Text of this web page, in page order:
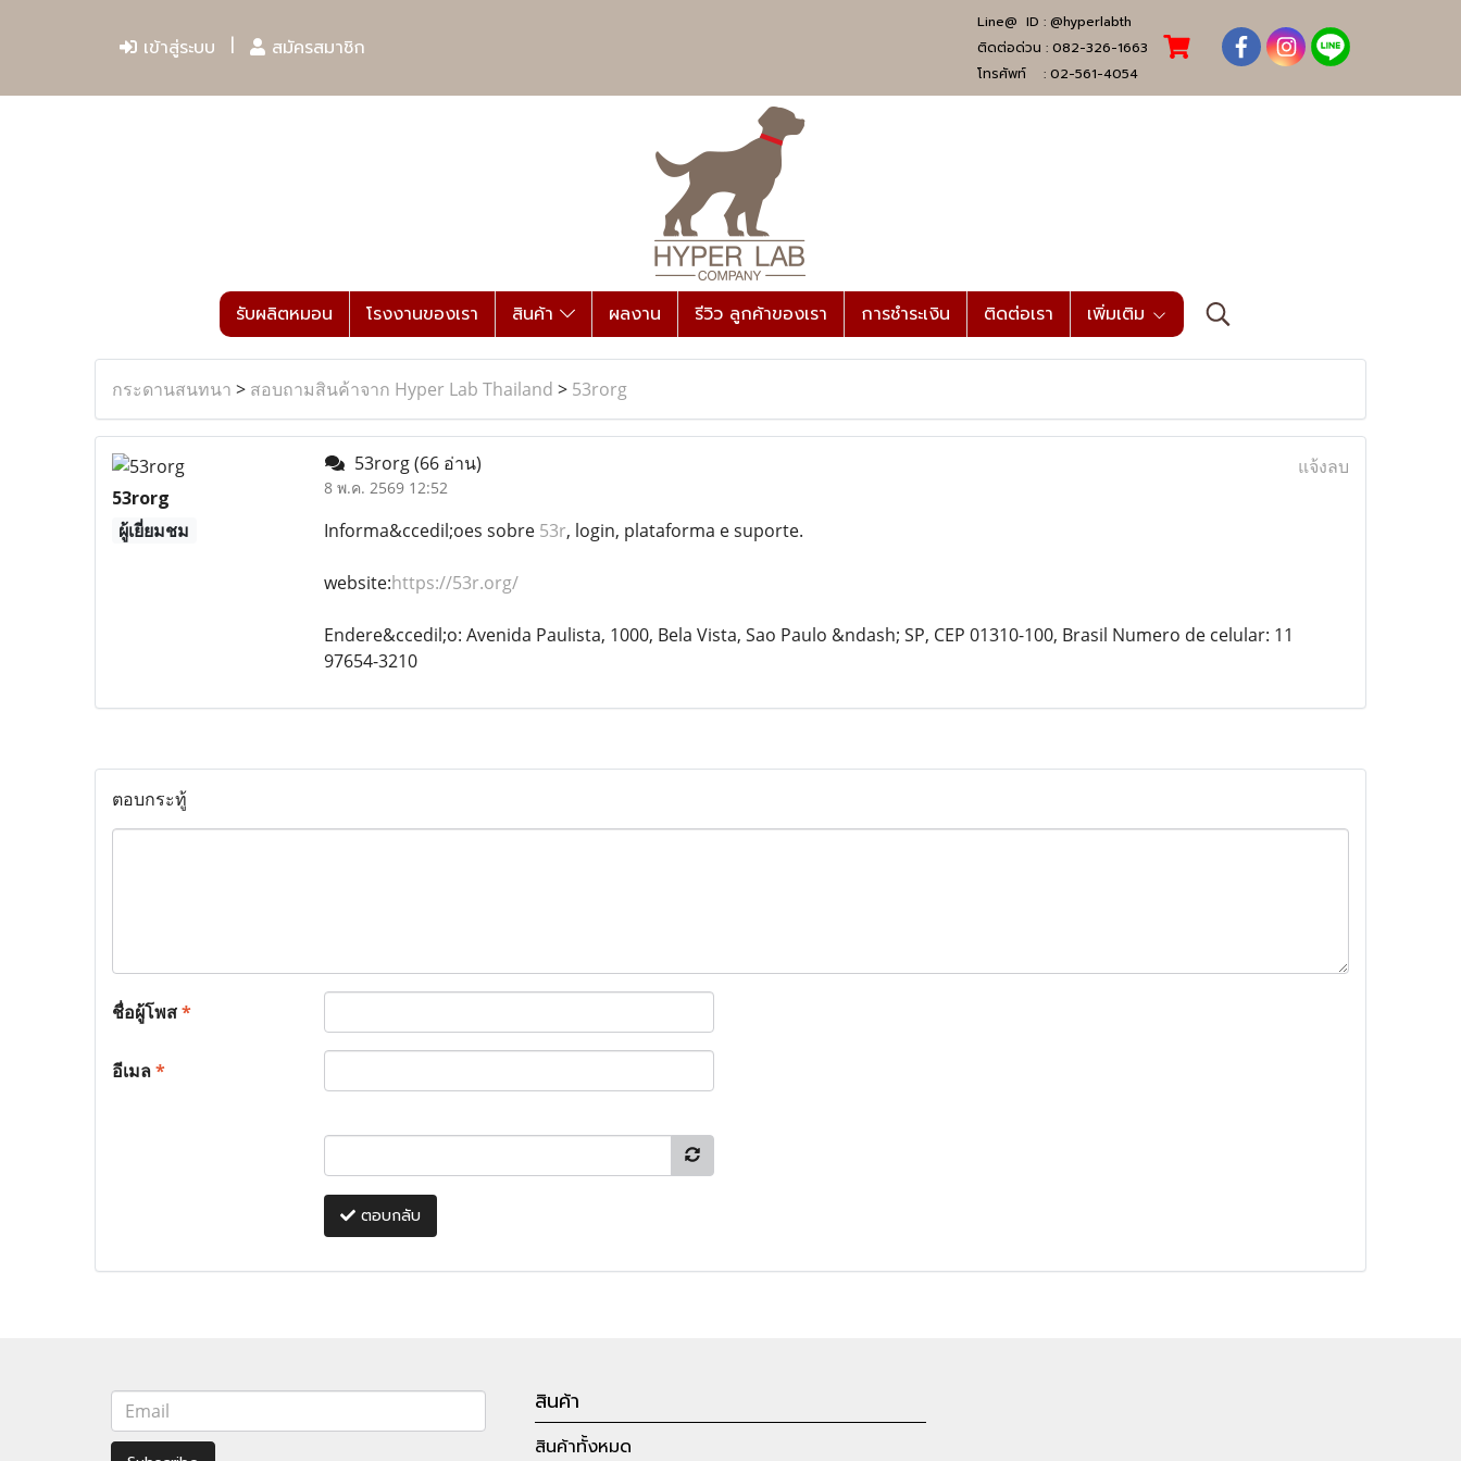
เข้าสู่ระบบ สมัครสมาชิก
Line@ ID : @hyperlabth
ติดต่อด่วน : 082-326-1663
โทรศัพท์ : 02-561-4054
รับผลิตหมอน โรงงานของเรา สินค้า ผลงาน รีวิว ลูกค้าของเรา การชำระเงิน ติดต่อเรา เพิ่มเติม
กระดานสนทนา > สอบถามสินค้าจาก Hyper Lab Thailand > 53rorg
53rorg
ผู้เยี่ยมชม
53rorg(66 อ่าน)
8 พ.ค. 2569 12:52
แจ้งลบ
Informa&ccedil;oes sobre 53r, login, plataforma e suporte.
website:https://53r.org/
Endere&ccedil;o: Avenida Paulista, 1000, Bela Vista, Sao Paulo &ndash; SP, CEP 01310-100, Brasil Numero de celular: 11
97654-3210
ตอบกระทู้
ชื่อผู้โพส*
อีเมล*
ตอบกลับ
สินค้า
สินค้าทั้งหมด